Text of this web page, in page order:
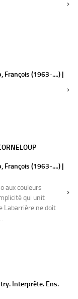
François (1963-....) |
François (1963-....) |
aux couleurs
qui unit
Labarrière ne doit
Interprète. Ens.